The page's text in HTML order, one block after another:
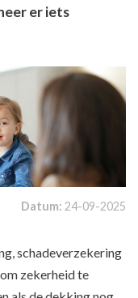
er iets
Datum: 24-09-2025
schadeverzekering
zekerheid te